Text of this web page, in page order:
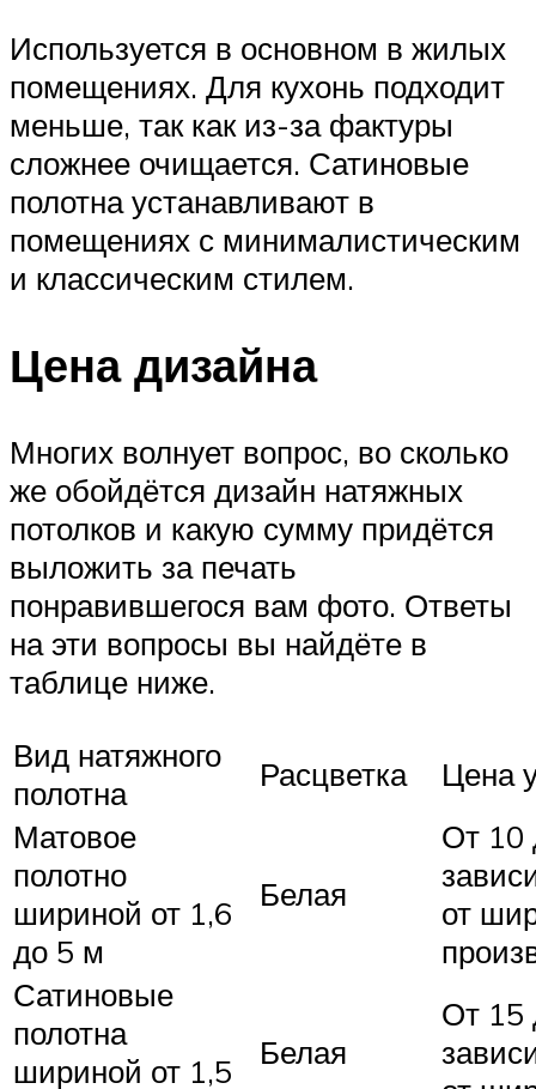
Используется в основном в жилых
помещениях. Для кухонь подходит
меньше, так как из-за фактуры
сложнее очищается. Сатиновые
полотна устанавливают в
помещениях с минималистическим
и классическим стилем.
Цена дизайна
Многих волнует вопрос, во сколько
же обойдётся дизайн натяжных
потолков и какую сумму придётся
выложить за печать
понравившегося вам фото. Ответы
на эти вопросы вы найдёте в
таблице ниже.
Вид натяжного
полотна
Расцветка
Цена
Матовое
полотно
шириной от 1,6
до 5 м
Белая
От 10
от
Сатиновые
полотна
шириной от 1,5
Белая
От 15